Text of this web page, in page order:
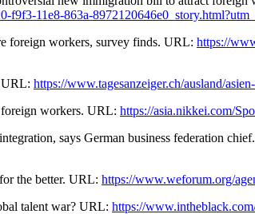
11e8-863a-
foreign workers, survey finds. URL: https://
URL: https://www.tagesanzeiger.ch/ausland/
workers. URL: https://asia.nikkei.com/
says German business federation
the better. URL: https://www.weforum.org/
talent war? URL: https://